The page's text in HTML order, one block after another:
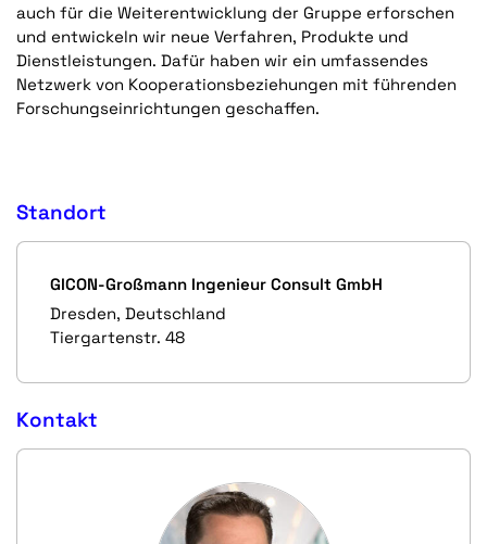
auch für die Weiterentwicklung der Gruppe erforschen
und entwickeln wir neue Verfahren, Produkte und
Dienstleistungen. Dafür haben wir ein umfassendes
Netzwerk von Kooperationsbeziehungen mit führenden
Forschungseinrichtungen geschaffen.
Standort
GICON-Großmann Ingenieur Consult GmbH
Dresden, Deutschland
Tiergartenstr. 48
Kontakt